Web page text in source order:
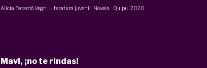
Alicia Escardó Vegh · Literatura juvenil · Novela · Quipu ·2020
Mavi, ¡no te rindas!